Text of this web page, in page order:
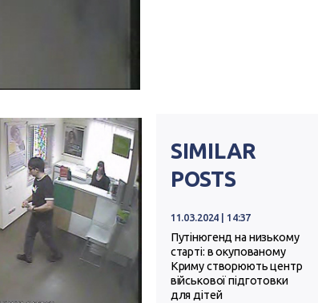
SIMILAR
POSTS
11.03.2024 | 14:37
Путінюгенд на низькому
старті: в окупованому
Криму створюють центр
військової підготовки
для дітей